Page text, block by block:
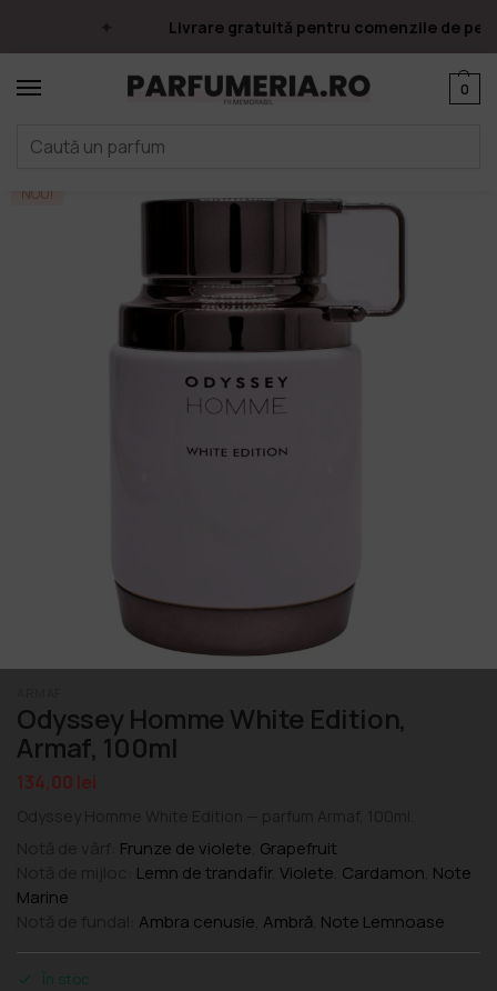
Livrare gratuită pentru comenzile de
0
Prima pagină / Parfumuri
NOU!
Odyssey Homme White Edition,
Armaf, 100ml
134,00 lei
Frunze de violete Grapefruit
Lemn de trandafir, Violete Cardamon Note
Marine
Ambra cenusie Ambră Note Lemnoase
În stoc